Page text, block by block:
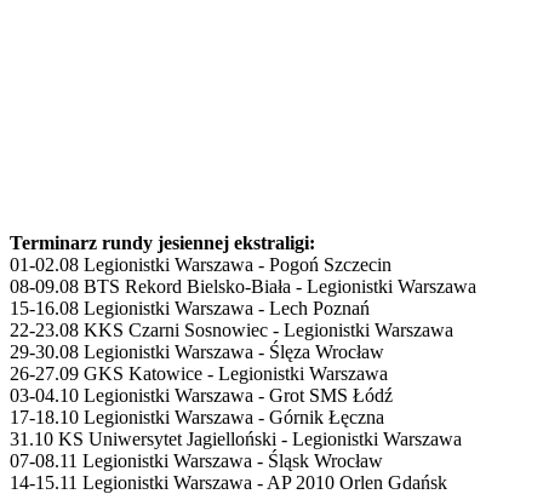
Terminarz rundy jesiennej ekstraligi:
01-02.08 Legionistki Warszawa - Pogoń Szczecin
08-09.08 BTS Rekord Bielsko-Biała - Legionistki Warszawa
15-16.08 Legionistki Warszawa - Lech Poznań
22-23.08 KKS Czarni Sosnowiec - Legionistki Warszawa
29-30.08 Legionistki Warszawa - Ślęza Wrocław
26-27.09 GKS Katowice - Legionistki Warszawa
03-04.10 Legionistki Warszawa - Grot SMS Łódź
17-18.10 Legionistki Warszawa - Górnik Łęczna
31.10 KS Uniwersytet Jagielloński - Legionistki Warszawa
07-08.11 Legionistki Warszawa - Śląsk Wrocław
14-15.11 Legionistki Warszawa - AP 2010 Orlen Gdańsk